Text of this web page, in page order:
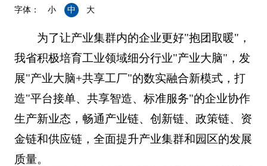
字体： 小 中 大
为了让产业集群内的企业更好"抱团取暖"，
我省积极培育工业领域细分行业"产业大脑"，发
展"产业大脑+共享工厂"的数实融合新模式，打
造"平台接单、共享智造、标准服务"的企业协作
生产新业态，畅通产业链、创新链、政策链、资
金链和供应链，全面提升产业集群和园区的发展
质量。